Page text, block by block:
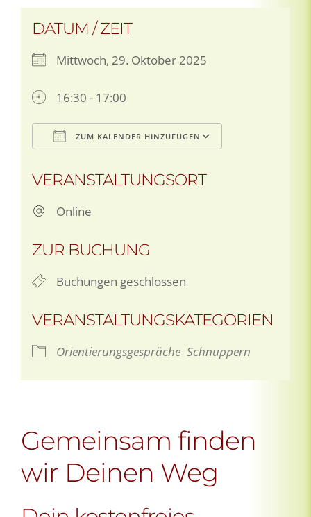
DATUM / ZEIT
Mittwoch, 29. Oktober 2025
16:30 - 17:00
ZUM KALENDER HINZUFÜGEN
VERANSTALTUNGSORT
Online
ZUR BUCHUNG
Buchungen geschlossen
VERANSTALTUNGSKATEGORIEN
Orientierungsgespräche Schnuppern
Gemeinsam finden
wir Deinen Weg